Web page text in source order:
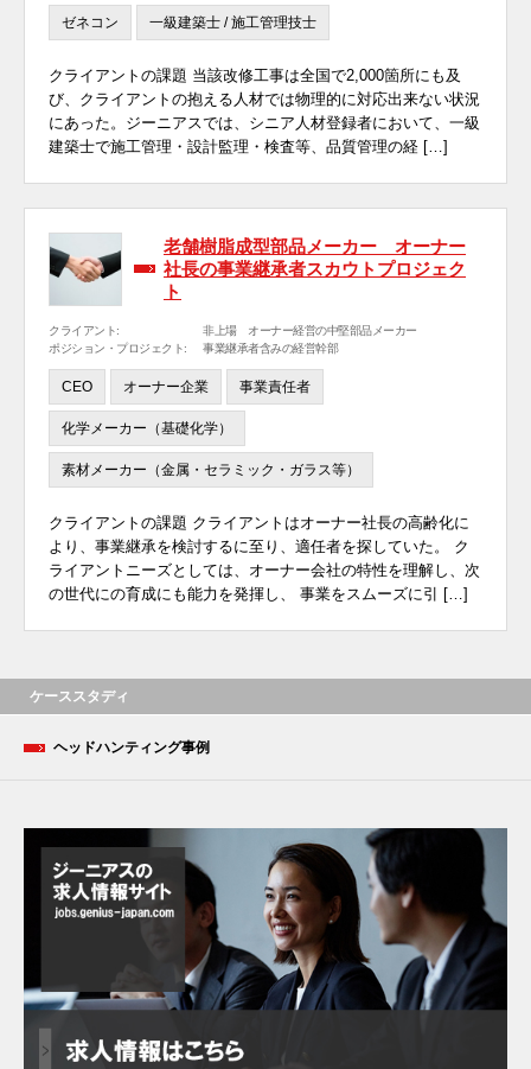
ゼネコン 一級建築士 / 施工管理技士
クライアントの課題 当該改修工事は全国で2,000箇所にも及
び、クライアントの抱える人材では物理的に対応出来ない状況
にあった。ジーニアスでは、シニア人材登録者において、一級
建築士で施工管理・設計監理・検査等、品質管理の経 […]
老舗樹脂成型部品メーカー オーナー
社長の事業継承者スカウトプロジェク
ト
クライアント:
非上場 オーナー経営の中堅部品メーカー
ポジション・プロジェクト:
事業継承者含みの経営幹部
CEO オーナー企業 事業責任者
化学メーカー（基礎化学）
素材メーカー（金属・セラミック・ガラス等）
クライアントの課題 クライアントはオーナー社長の高齢化に
より、事業継承を検討するに至り、適任者を探していた。 ク
ライアントニーズとしては、オーナー会社の特性を理解し、次
の世代にの育成にも能力を発揮し、 事業をスムーズに引 […]
ケーススタディ
ヘッドハンティング事例